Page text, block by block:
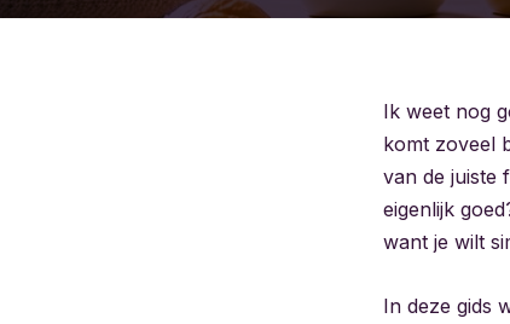
Ik weet nog
komt zoveel
van de juiste
eigenlijk
want je wilt
In deze gids